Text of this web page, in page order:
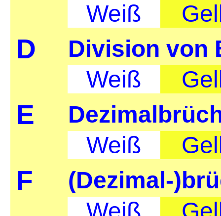
Weiß
D
Division von
Weiß
E
Weiß
F
(Dezimal-